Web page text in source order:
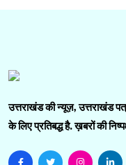
उत्तराखंड की न्यूज़, उत्तराखंड
के लिए प्रतिबद्ध है. ख़बरों की